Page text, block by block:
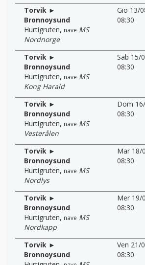
Torvik ►
Bronnoysund
Hurtigruten, nave MS
Nordnorge
Gio 13/
08:30
Torvik ►
Bronnoysund
Hurtigruten, nave MS
Kong Harald
Sab 15/
08:30
Torvik ►
Bronnoysund
Hurtigruten, nave MS
Vesterålen
Dom
08:30
Torvik ►
Bronnoysund
Hurtigruten, nave MS
Nordlys
Mar 18/
08:30
Torvik ►
Bronnoysund
Hurtigruten, nave MS
Nordkapp
Mer 19/
08:30
Torvik ►
Bronnoysund
Ven 21/
08:30